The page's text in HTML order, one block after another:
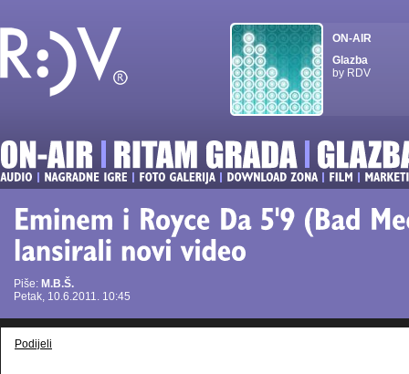
ON-AIR
Glazba
by RDV
Piše: M.B.Š.
Petak, 10.6.2011. 10:45
Podijeli